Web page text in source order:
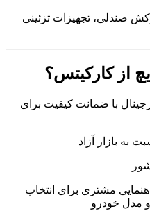
صندلی، تجهیزات تزئینی
از کارکیتس؟
با ضمانت کیفیت برای
به بازار آزاد
مشتری برای انتخاب
خودرو